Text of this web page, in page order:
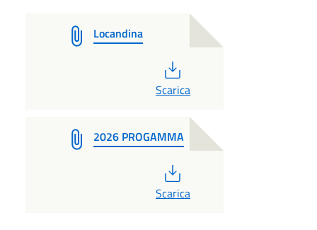
Locandina
Scarica
2026 PROGAMMA
Scarica